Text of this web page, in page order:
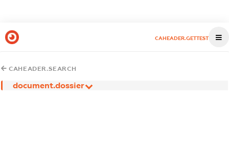
CAHEADER.GETTEST
CAHEADER.SEARCH
document.dossier